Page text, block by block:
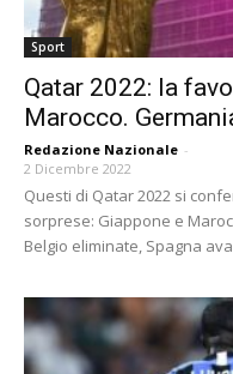
Sport
Qatar 2022: la
Marocco.
Redazione Nazionale -
2 Dicembre 2022
Questi di Qatar 2022 si
sorprese: Giappone e
Belgio eliminate, Spagna